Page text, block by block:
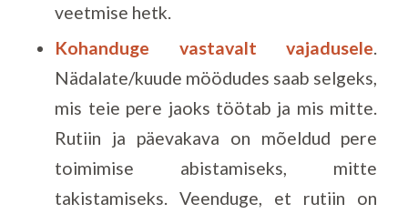
veetmise hetk.
Kohanduge vastavalt vajadusele.
Nädalate/kuude möödudes saab selgeks,
mis teie pere jaoks töötab ja mis mitte.
Rutiin ja päevakava on mõeldud pere
toimimise abistamiseks, mitte
takistamiseks. Veenduge, et rutiin on